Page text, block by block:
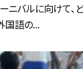
ニバルに向けて、
国語の...